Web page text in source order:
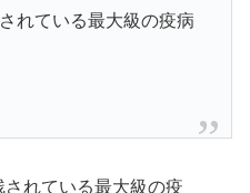
れている最大級の疫病
れている最大級の疫